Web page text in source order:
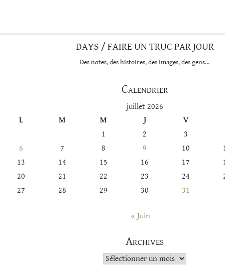
DAYS / FAIRE UN TRUC PAR JOUR
Des notes, des histoires, des images, des gens…
Calendrier
juillet 2026
L
M M J
V
1
2
3
6
7 8 9 10
13
14 15 16 17
20
21 22 23 24
27
28 29 30 31
« Juin
Archives
Archives